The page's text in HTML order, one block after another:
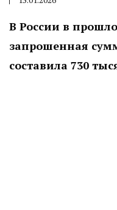
В России в
запрошенная
составила 730